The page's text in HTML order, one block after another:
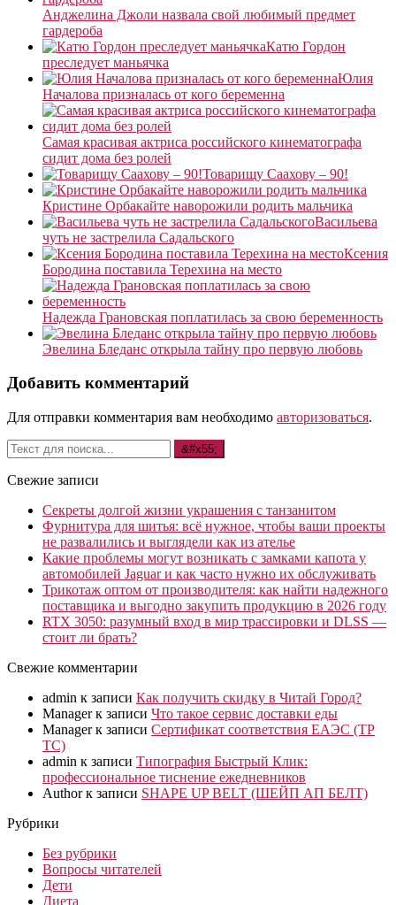
Анджелина Джоли назвала свой любимый предмет
гардероба
Катю Гордон
преследует маньячка
Юлия
Началова призналась от кого беременна
Самая красивая актриса российского кинематографа
сидит дома без ролей
Товарищу Саахову – 90!
Кристине Орбакайте наворожили родить мальчика
Васильева
чуть не застрелила Садальского
Ксения
Бородина поставила Терехина на место
Надежда Грановская поплатилась за свою беременность
Эвелина Бледанс открыла тайну про первую любовь
Добавить комментарий
Для отправки комментария вам необходимо авторизоваться.
Свежие записи
Секреты долгой жизни украшения с танзанитом
Фурнитура для шитья: всё нужное, чтобы ваши проекты
не развалились и выглядели как из ателье
Какие проблемы могут возникать с замками капота у
автомобилей Jaguar и как часто нужно их обслуживать
Трикотаж оптом от производителя: как найти надежного
поставщика и выгодно закупить продукцию в 2026 году
RTX 3050: разумный вход в мир трассировки и DLSS —
стоит ли брать?
Свежие комментарии
admin к записи Как получить скидку в Читай Город?
Managerк записи Что такое сервис доставки еды
Managerк записи Сертификат соответствия ЕАЭС (ТР
ТС)
admin к записи Типография Быстрый Клик:
профессиональное тиснение ежедневников
Authorк записи SHAPE UP BELT (ШЕЙП АП БЕЛТ)
Рубрики
Без рубрики
Вопросы читателей
Дети
Диета